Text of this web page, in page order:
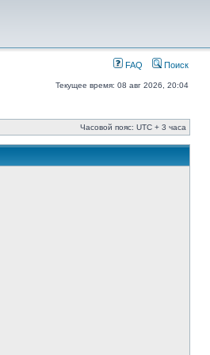
FAQ Поиск
Текущее время: 08 авг 2026, 20:04
Часовой пояс: UTC + 3 часа